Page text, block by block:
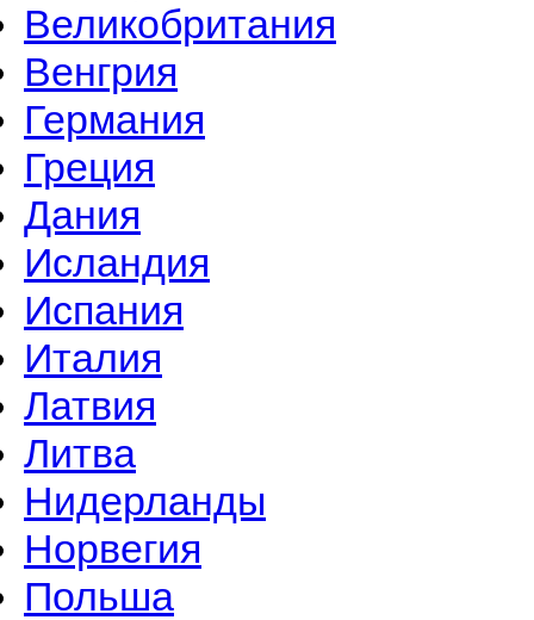
Великобритания
Венгрия
Германия
Греция
Дания
Исландия
Испания
Италия
Латвия
Литва
Нидерланды
Норвегия
Польша